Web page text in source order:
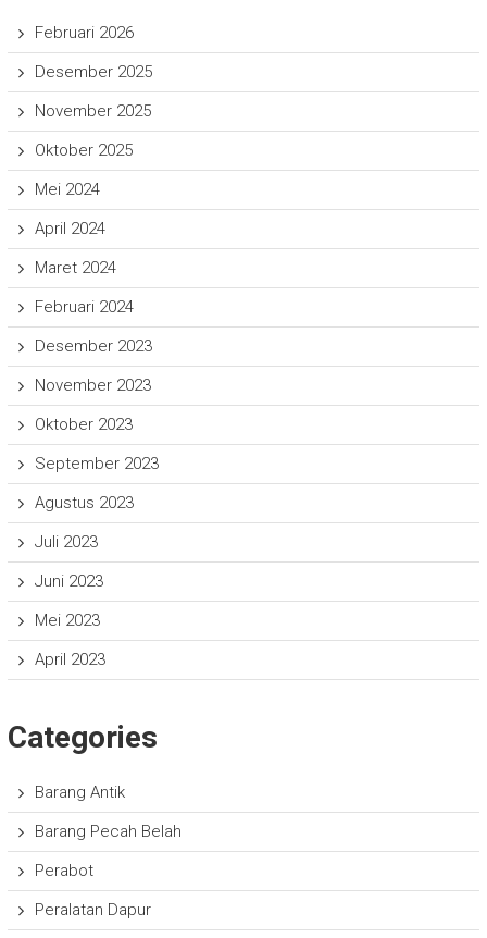
Februari 2026
Desember 2025
November 2025
Oktober 2025
Mei 2024
April 2024
Maret 2024
Februari 2024
Desember 2023
November 2023
Oktober 2023
September 2023
Agustus 2023
Juli 2023
Juni 2023
Mei 2023
April 2023
Categories
Barang Antik
Barang Pecah Belah
Perabot
Peralatan Dapur